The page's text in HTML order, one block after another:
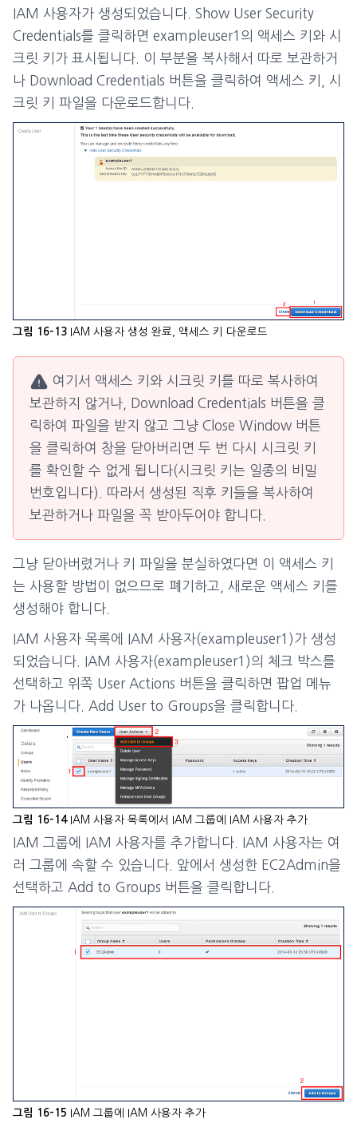
IAM 사용자가 생성되었습니다. Show User Security
Credentials를 클릭하면 exampleuser1의 액세스 키와 시
크릿 키가 표시됩니다. 이 부분을 복사해서 따로 보관하거
나 Download Credentials 버튼을 클릭하여 액세스 키, 시
크릿 키 파일을 다운로드합니다.
그림 16-13 IAM 사용자 생성 완료, 액세스 키 다운로드
여기서 액세스 키와 시크릿 키를 따로 복사하여
보관하지 않거나, Download Credentials 버튼을 클
릭하여 파일을 받지 않고 그냥 Close Window 버튼
을 클릭하여 창을 닫아버리면 두 번 다시 시크릿 키
를 확인할 수 없게 됩니다(시크릿 키는 일종의 비밀
번호입니다). 따라서 생성된 직후 키들을 복사하여
보관하거나 파일을 꼭 받아두어야 합니다.
그냥 닫아버렸거나 키 파일을 분실하였다면 이 액세스 키
는 사용할 방법이 없으므로 폐기하고, 새로운 액세스 키를
생성해야 합니다.
IAM 사용자 목록에 IAM 사용자(exampleuser1)가 생성
되었습니다. IAM 사용자(exampleuser1)의 체크 박스를
선택하고 위쪽 User Actions 버튼을 클릭하면 팝업 메뉴
가 나옵니다. Add User to Groups을 클릭합니다.
그림 16-14IAM 사용자 목록에서 IAM 그룹에 IAM 사용자 추가
IAM 그룹에 IAM 사용자를 추가합니다. IAM 사용자는 여
러 그룹에 속할 수 있습니다. 앞에서 생성한 EC2Admin을
선택하고 Add to Groups 버튼을 클릭합니다.
그림 16-15 IAM 그룹에 IAM 사용자 추가